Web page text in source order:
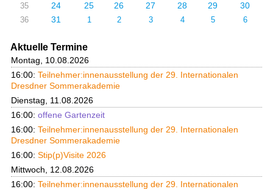
35 24 25 26 27 28 29 30
36 31 1 2 3 4 5 6
Aktuelle Termine
Montag, 10.08.2026
16:00: Teilnehmer:innenausstellung der 29. Internationalen
Dresdner Sommerakademie
Dienstag, 11.08.2026
16:00: offene Gartenzeit
16:00: Teilnehmer:innenausstellung der 29. Internationalen
Dresdner Sommerakademie
16:00: Stip(p)Visite 2026
Mittwoch, 12.08.2026
16:00: Teilnehmer:innenausstellung der 29. Internationalen